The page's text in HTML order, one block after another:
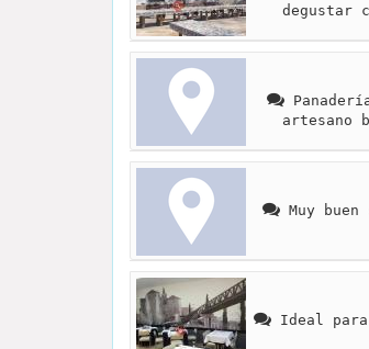
degustar
artesano
Muy
Ideal